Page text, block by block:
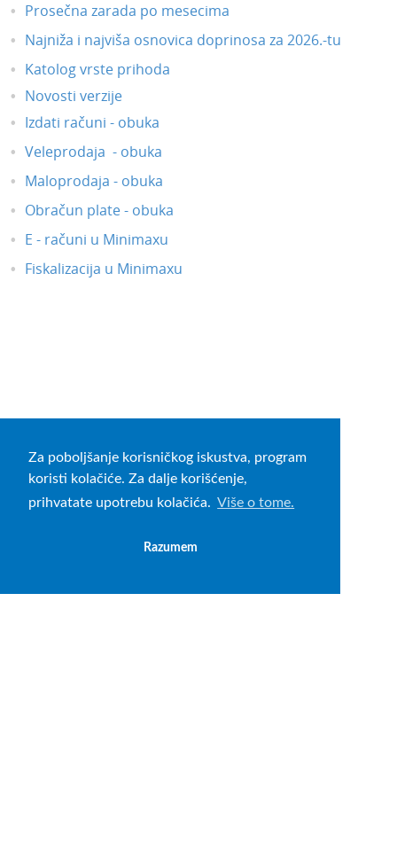
Za poboljšanje korisničkog iskustva, program
koristi kolačiće. Za dalje korišćenje,
prihvatate upotrebu kolačića. Više o tome.
Razumem
Prosečna zarada po mesecima
Najniža i najviša osnovica doprinosa za 2026.-tu
Katolog vrste prihoda
Novosti verzije
Izdati računi - obuka
Veleprodaja - obuka
Maloprodaja - obuka
Obračun plate - obuka
E - računi u Minimaxu
Fiskalizacija u Minimaxu